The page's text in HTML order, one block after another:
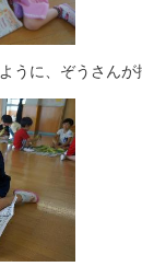
うに、ぞうさんが